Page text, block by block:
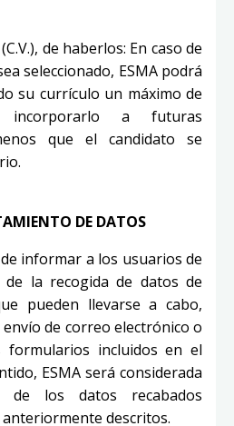
de haberlos: En caso de
seleccionado, ESMA podrá
su currículo un máximo de
a futuras
que el candidato se
DE DATOS
informar a los usuarios de
la recogida de datos de
pueden llevarse a cabo,
de correo electrónico o
formularios incluidos en el
ESMA será considerada
de los datos recabados
descritos.